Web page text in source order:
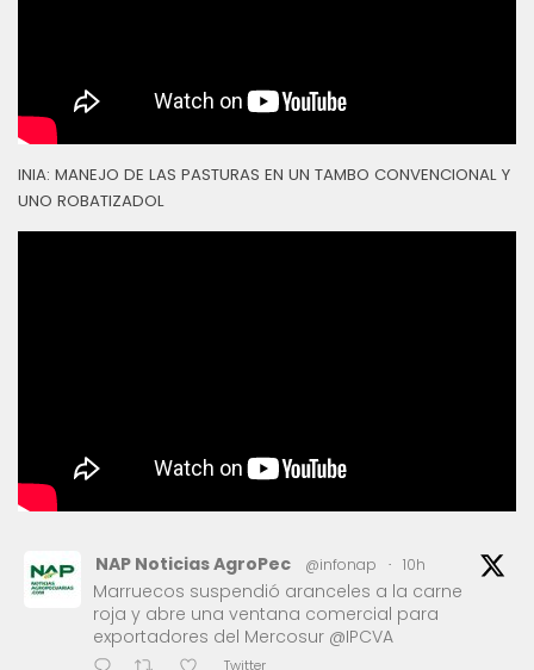
INIA: MANEJO DE LAS PASTURAS EN UN TAMBO CONVENCIONAL Y
UNO ROBATIZADOL
NAP Noticias AgroPec @infonap · 10h
Marruecos suspendió aranceles a la carne
roja y abre una ventana comercial para
exportadores del Mercosur @IPCVA
Twitter